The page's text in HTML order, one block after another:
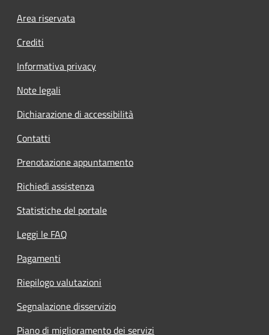
Footer menu
Area riservata
Crediti
Informativa privacy
Note legali
Dichiarazione di accessibilità
Contatti
Prenotazione appuntamento
Richiedi assistenza
Statistiche del portale
Leggi le FAQ
Pagamenti
Riepilogo valutazioni
Segnalazione disservizio
Piano di miglioramento dei servizi